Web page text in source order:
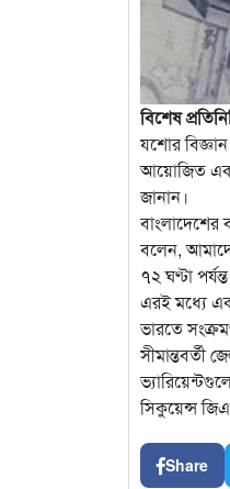
বিশেষ
যশোর
আয়োজিত এক
জানান।
বলেন,
৭২ ঘণ্টা
এরই মধ্যে
ভারতে
সিকুয়েন্স
Share